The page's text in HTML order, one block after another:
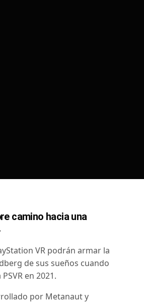
camino hacia una
VR podrán armar la
de sus sueños cuando
en 2021.
por Metanaut y